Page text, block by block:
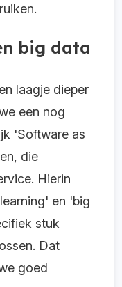
big data
laagje dieper
een nog
'Software as
die
Hierin
en 'big
stuk
Dat
goed